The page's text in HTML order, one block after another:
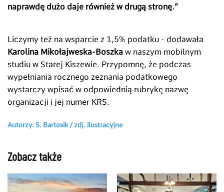
naprawdę dużo daje również w drugą stronę.”
Liczymy też na wsparcie z 1,5% podatku - dodawała
Karolina Mikołajweska-Boszka w naszym mobilnym
studiu w Starej Kiszewie. Przypomnę, że podczas
wypełniania rocznego zeznania podatkowego
wystarczy wpisać w odpowiednią rubrykę nazwę
organizacji i jej numer KRS.
Autorzy: S. Bartosik /zdj. ilustracyjne
Zobacz także